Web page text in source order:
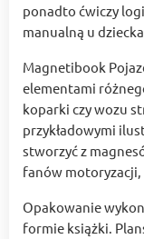
ponadto ćwiczy
manualną u
Magnetibook
elementami
koparki czy wozu
przykładowymi
stworzyć z
fanów motoryzacji,
Opakowanie
formie książki.